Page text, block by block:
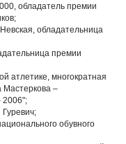
обладатель премии
обладательница
премии
атлетике, многократная
–
2006";
обувного